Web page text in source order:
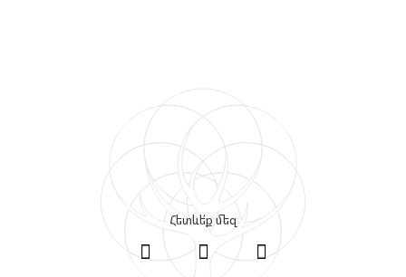
Հետևե՛ք մեզ